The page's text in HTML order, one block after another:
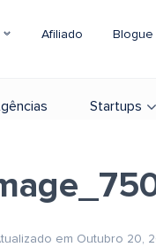
Afiliado Blogue
Startups
em Outubro 20,